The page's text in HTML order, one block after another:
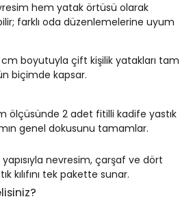
hem yatak örtüsü olarak
farklı oda düzenlemelerine uyum
boyutuyla çift kişilik yatakları tam
biçimde kapsar.
ölçüsünde 2 adet fitilli kadife yastık
genel dokusunu tamamlar.
yapısıyla nevresim, çarşaf ve dört
kılıfını tek pakette sunar.